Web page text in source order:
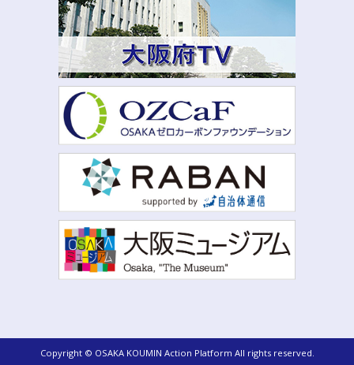
Copyright © OSAKA KOUMIN Action Platform All rights reserved.